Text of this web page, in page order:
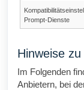
Prompt-Dienste
Hinweise
Im Folgenden
Anbietern, bei